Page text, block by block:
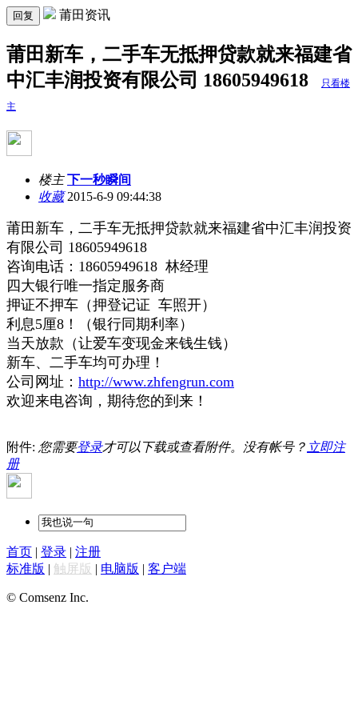
回复 莆田资讯
莆田新车，二手车无抵押贷款就来福建省
中汇丰润投资有限公司 18605949618
只看楼
主
楼主 下一秒瞬间
收藏2015-6-9 09:44:38
莆田新车，二手车无抵押贷款就来福建省中汇丰润投资
有限公司 18605949618
咨询电话：18605949618 林经理
四大银行唯一指定服务商
押证不押车（押登记证 车照开）
利息5厘8！（银行同期利率）
当天放款（让爱车变现金来钱生钱）
新车、二手车均可办理！
公司网址： http://www.zhfengrun.com
欢迎来电咨询，期待您的到来！
附件: 您需要登录才可以下载或查看附件。没有帐号？ 立即注
册
首页 | 登录 | 注册
标准版 | 触屏版 | 电脑版 | 客户端
© Comsenz Inc.